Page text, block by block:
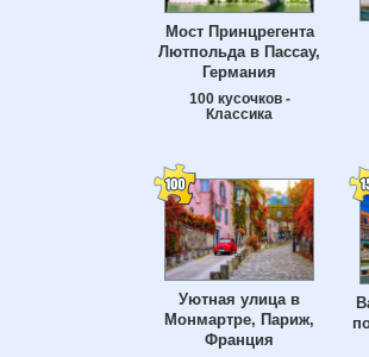
Мост Принцрегента
Лютпольда в Пассау,
Германия
100 кусочков -
Классика
Уютная улица в
Монмартре, Париж,
Франция